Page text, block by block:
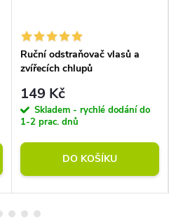
Ruční odstraňovač vlasů a
zvířecích chlupů
149 Kč
Skladem - rychlé dodání do
1-2 prac. dnů
DO KOŠÍKU